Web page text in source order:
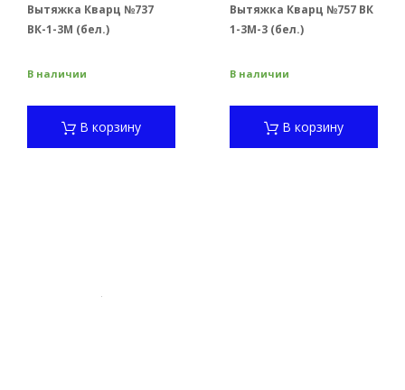
Вытяжка Кварц №737
ВК-1-3М (бел.)
В наличии
В корзину
Вытяжка Кварц №757 ВК
1-3М-3 (бел.)
В наличии
В корзину